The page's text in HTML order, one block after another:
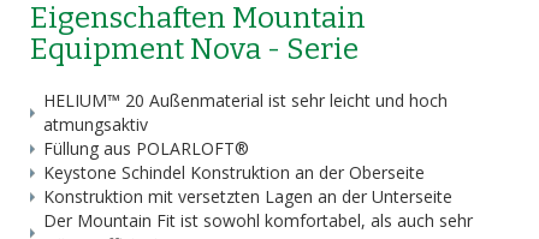
Eigenschaften Mountain
Equipment Nova - Serie
HELIUM™ 20 Außenmaterial ist sehr leicht und hoch
atmungsaktiv
Füllung aus POLARLOFT®
Keystone Schindel Konstruktion an der Oberseite
Konstruktion mit versetzten Lagen an der Unterseite
Der Mountain Fit ist sowohl komfortabel, als auch sehr